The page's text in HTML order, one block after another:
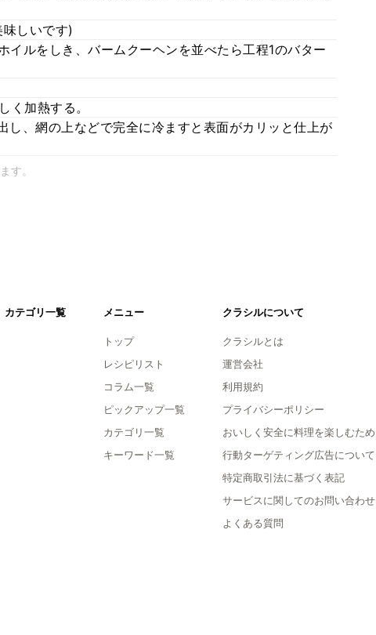
しいです)
イルをしき、バームクーヘンを並べたら工程1のバター
く加熱する。
し、網の上などで完全に冷ますと表面がカリッと仕上が
す。
カテゴリ一覧 メニュー
トップ
レシピリスト
コラム一覧
ピックアップ一覧
カテゴリ一覧
キーワード一覧
クラシルについて
クラシルとは
運営会社
利用規約
プライバシーポリシー
おいしく安全に料理を楽しむため
行動ターゲティング広告について
特定商取引法に基づく表記
サービスに関してのお問い合わせ
よくある質問